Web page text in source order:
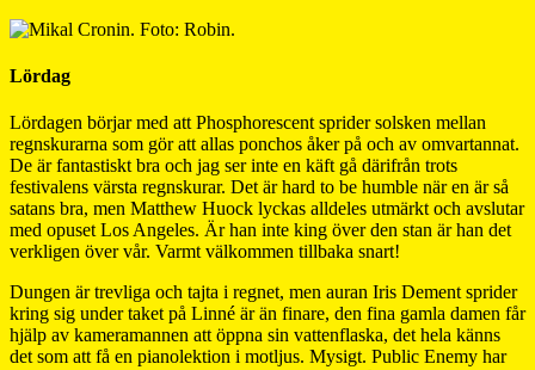
Lördag
Lördagen börjar med att Phosphorescent sprider solsken mellan
regnskurarna som gör att allas ponchos åker på och av omvartannat.
De är fantastiskt bra och jag ser inte en käft gå därifrån trots
festivalens värsta regnskurar. Det är hard to be humble när en är så
satans bra, men Matthew Huock lyckas alldeles utmärkt och avslutar
med opuset Los Angeles. Är han inte king över den stan är han det
verkligen över vår. Varmt välkommen tillbaka snart!
Dungen är trevliga och tajta i regnet, men auran Iris Dement sprider
kring sig under taket på Linné är än finare, den fina gamla damen får
hjälp av kameramannen att öppna sin vattenflaska, det hela känns
det som att få en pianolektion i motljus. Mysigt. Public Enemy har